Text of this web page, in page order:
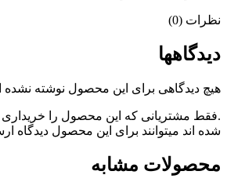
نظرات (0)
دیدگاهها
هیچ دیدگاهی برای این محصول نوشته
.فقط مشتریانی که این محصول را خریداری
شده اند میتوانند برای این محصول دیدگاه
محصولات مشابه